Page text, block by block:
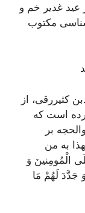
عید غدیر خم و
مکتوب
کثیررقی، از
است که
بر
به من
الْمُومِنینَ وَ
جَدَّدَ لَهُمْ مَا